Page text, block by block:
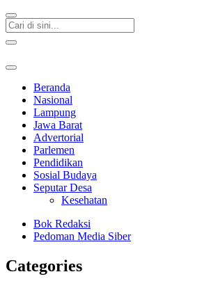
Beranda
Nasional
Lampung
Jawa Barat
Advertorial
Parlemen
Pendidikan
Sosial Budaya
Seputar Desa
Kesehatan
Bok Redaksi
Pedoman Media Siber
Categories